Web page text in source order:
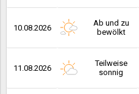
10.08.2026
Ab und zu
bewölkt
11.08.2026
Teilweise
sonnig